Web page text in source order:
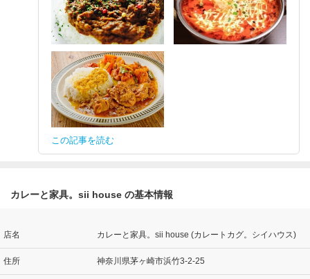
この記事を読む
カレーと家具。sii house の基本情報
店名 カレーと家具。sii house (カレートカグ。シイハウス)
住所 神奈川県茅ヶ崎市浜竹3-2-25